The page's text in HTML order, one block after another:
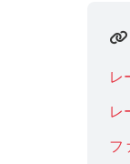
レ
レ
フ